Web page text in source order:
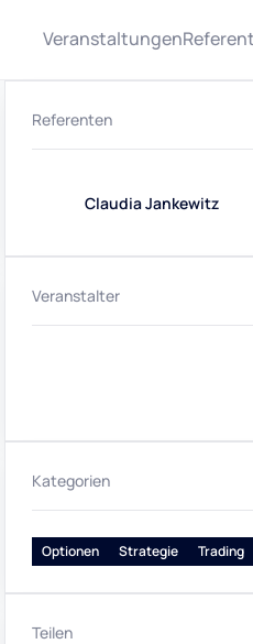
Veranstaltungen
Referenten
Claudia Jankewitz
Veranstalter
Kategorien
Optionen Strategie Trading
Teilen